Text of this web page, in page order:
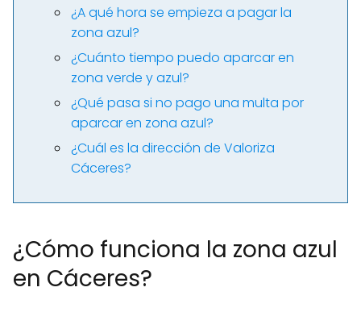
¿A qué hora se empieza a pagar la
zona azul?
¿Cuánto tiempo puedo aparcar en
zona verde y azul?
¿Qué pasa si no pago una multa por
aparcar en zona azul?
¿Cuál es la dirección de Valoriza
Cáceres?
¿Cómo funciona la zona azul
en Cáceres?